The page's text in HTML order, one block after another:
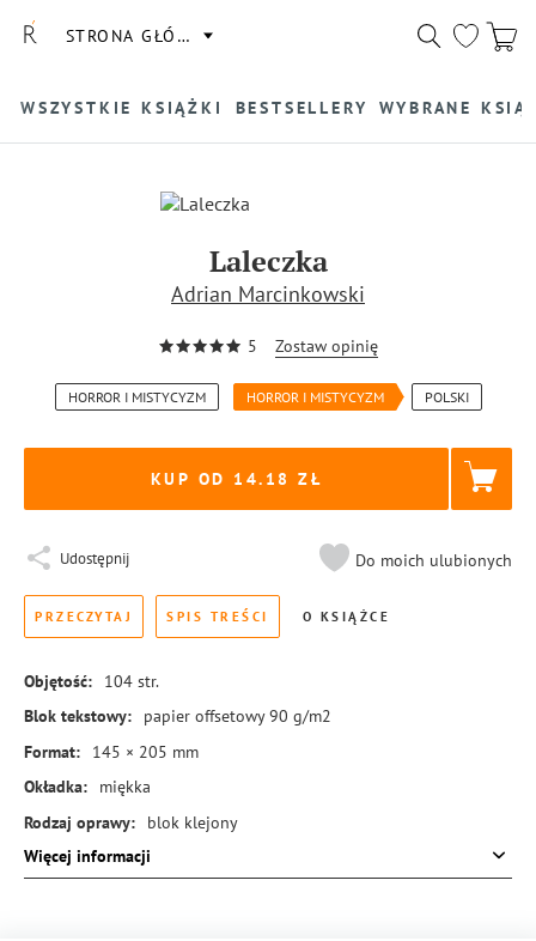
STRONA GŁÓWNA
WSZYSTKIE KSIĄŻKI BESTSELLERY WYBRANE
Laleczka
Adrian Marcinkowski
5 Zostaw opinię
HORROR I MISTYCYZM HORROR I MISTYCYZM POLSKI
KUP OD 14.18
Udostępnij Do moich ulubionych
PRZECZYTAJ SPIS TREŚCI O KSIĄŻCE
Objętość: 104 str.
Blok tekstowy:
papier offsetowy 90 g/m2
Format:
145 × 205 mm
Okładka:
miękka
Rodzaj oprawy:
blok klejony
ISBN:
978-83-8351-771-1
Więcej informacji